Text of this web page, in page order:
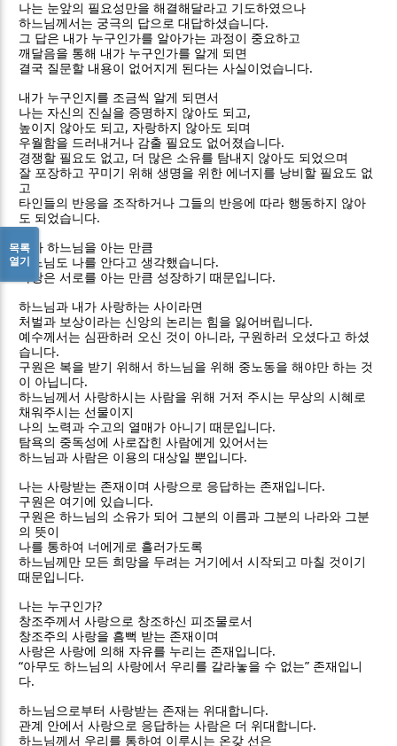
나는 눈앞의 필요성만을 해결해달라고 기도하였으나
하느님께서는 궁극의 답으로 대답하셨습니다.
그 답은 내가 누구인가를 알아가는 과정이 중요하고
깨달음을 통해 내가 누구인가를 알게 되면
결국 질문할 내용이 없어지게 된다는 사실이었습니다.
내가 누구인지를 조금씩 알게 되면서
나는 자신의 진실을 증명하지 않아도 되고 ,
높이지 않아도 되고 , 자랑하지 않아도 되며
우월함을 드러내거나 감출 필요도 없어졌습니다.
경쟁할 필요도 없고 , 더 많은 소유를 탐내지 않아도 되었으며
잘 포장하고 꾸미기 위해 생명을 위한 에너지를 낭비할 필요도 없
고
타인들의 반응을 조작하거나 그들의 반응에 따라 행동하지 않아
도 되었습니다.
내가 하느님을 아는 만큼
하느님도 나를 안다고 생각했습니다.
사랑은 서로를 아는 만큼 성장하기 때문입니다.
하느님과 내가 사랑하는 사이라면
처벌과 보상이라는 신앙의 논리는 힘을 잃어버립니다.
예수께서는 심판하러 오신 것이 아니라, 구원하러 오셨다고 하셨
습니다.
구원은 복을 받기 위해서 하느님을 위해 중노동을 해야만 하는 것
이 아닙니다.
하느님께서 사랑하시는 사람을 위해 거저 주시는 무상의 시혜로
채워주시는 선물이지
나의 노력과 수고의 열매가 아니기 때문입니다.
탐욕의 중독성에 사로잡힌 사람에게 있어서는
하느님과 사람은 이용의 대상일 뿐입니다.
나는 사랑받는 존재이며 사랑으로 응답하는 존재입니다.
구원은 여기에 있습니다.
구원은 하느님의 소유가 되어 그분의 이름과 그분의 나라와 그분
의 뜻이
나를 통하여 너에게로 흘러가도록
하느님께만 모든 희망을 두려는 거기에서 시작되고 마칠 것이기
때문입니다.
나는 누구인가?
창조주께서 사랑으로 창조하신 피조물로서
창조주의 사랑을 흠뻑 받는 존재이며
사랑은 사랑에 의해 자유를 누리는 존재입니다.
“아무도 하느님의 사랑에서 우리를 갈라놓을 수 없는” 존재입니
다.
하느님으로부터 사랑받는 존재는 위대합니다.
관계 안에서 사랑으로 응답하는 사람은 더 위대합니다.
하느님께서 우리를 통하여 이루시는 온갖 선은
목록
열기